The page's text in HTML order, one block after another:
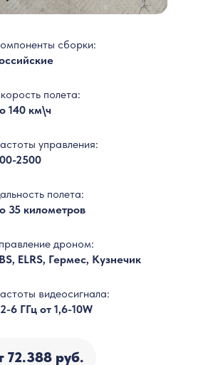
сборки:
полета:
35 километров
полета:
140 км\ч
дроном:
ELRS, Гермес, Кузнечик
управления:
2500
видеосигнала:
6 ГГц от 1,6-10W
72.388 руб.